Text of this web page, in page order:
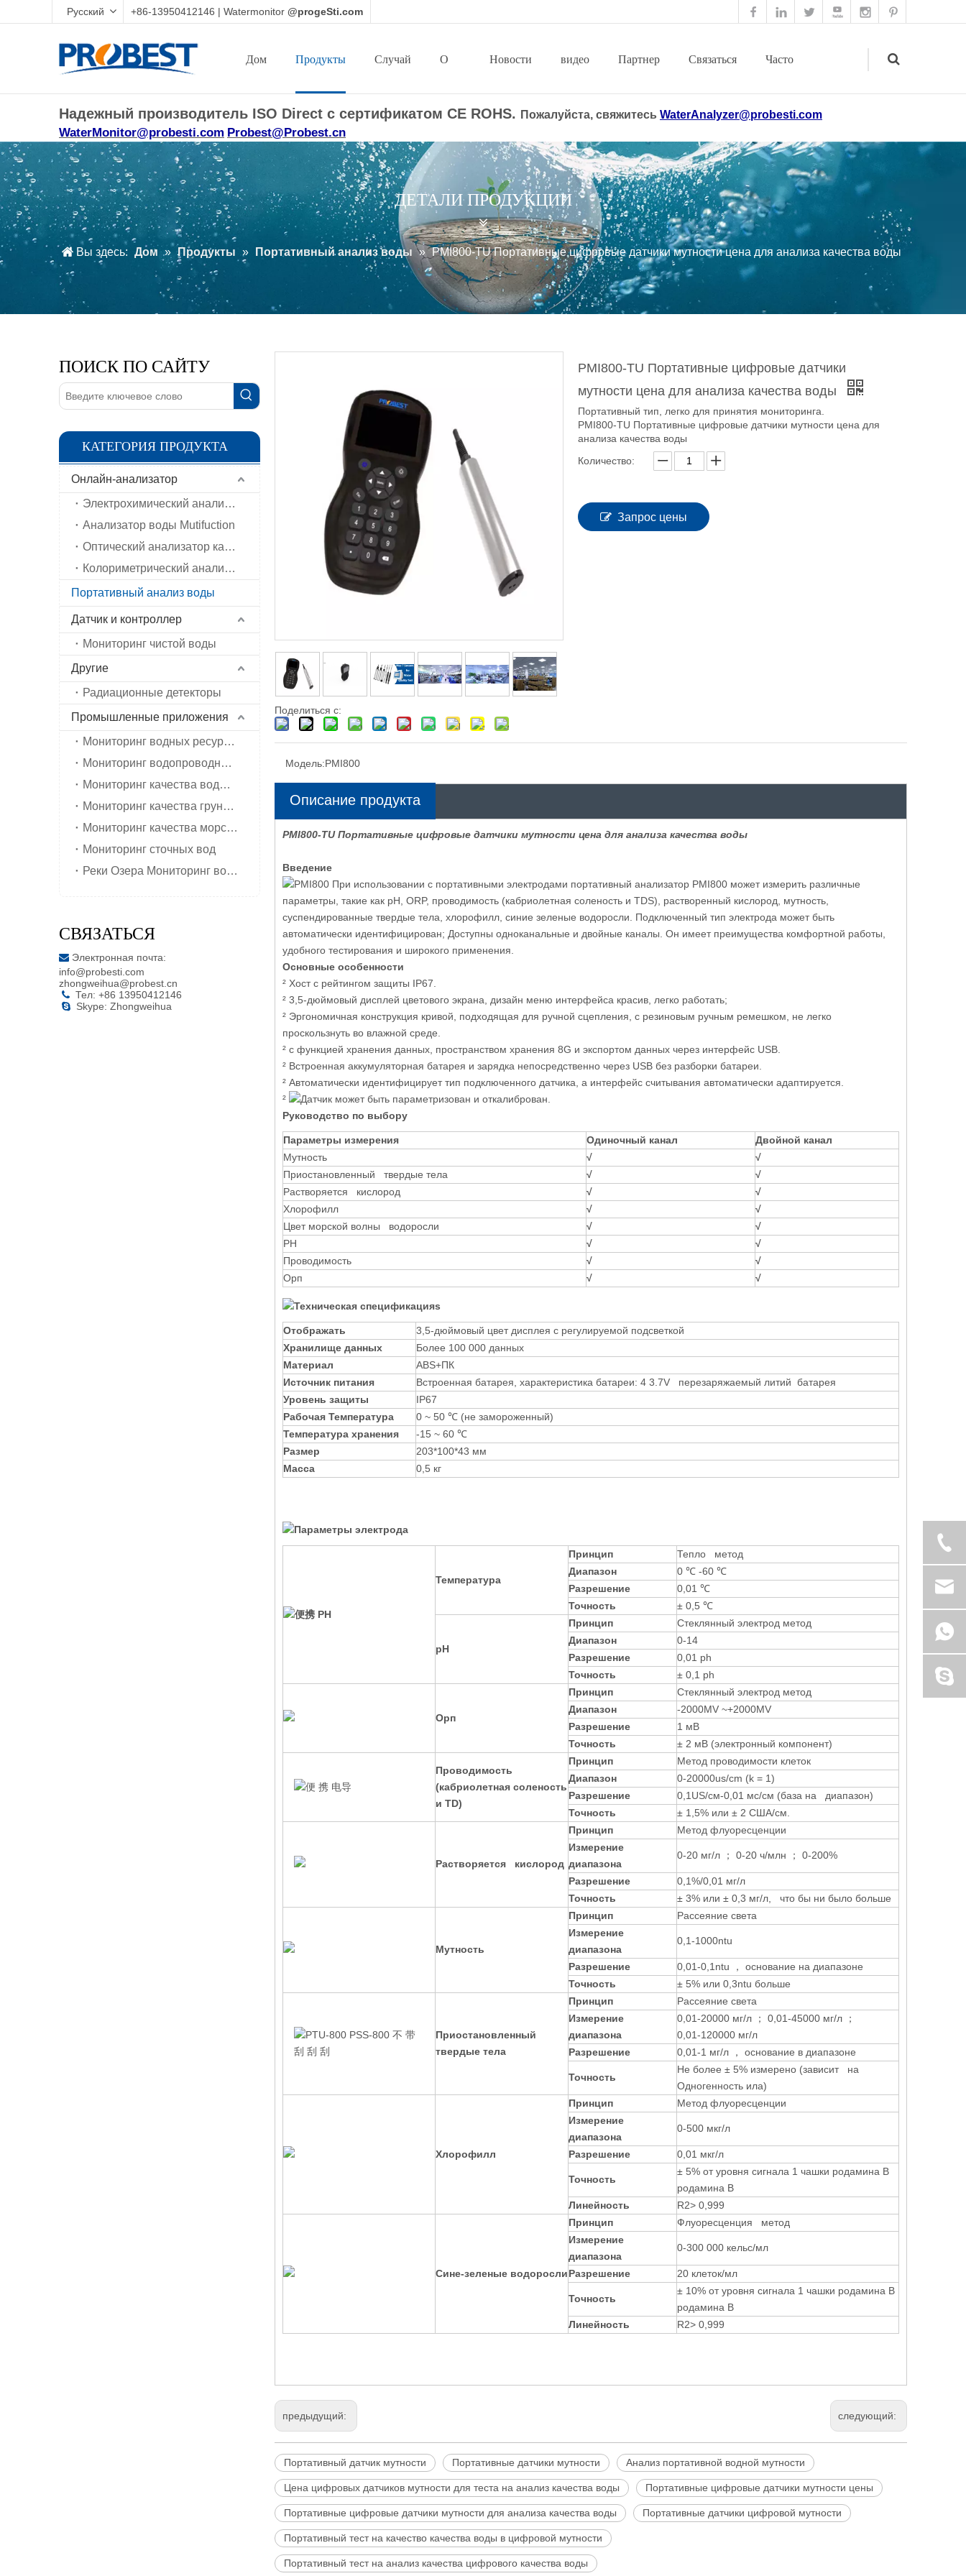
Pусский +86-13950412146 | Watermonitor @progeSti.com
Дом Продукты Случай О Новости видео Партнер Связаться Часто
вопросы
Надежный производитель ISO Direct с сертификатом CE ROHS. Пожалуйста, свяжитесь WaterAnalyzer@probesti.com
WaterMonitor@probesti.com Probest@Probest.cn
ДЕТАЛИ ПРОДУКЦИИ
Вы здесь: Дом » Продукты » Портативный анализ воды » PMI800-TU Портативные цифровые датчики мутности цена для анализа качества воды
ПОИСК ПО САЙТУ
КАТЕГОРИЯ ПРОДУКТА
Онлайн-анализатор
Электрохимический анализатор воды
Анализатор воды Mutifuction
Оптический анализатор качества воды
Колориметрический анализатор воды
Портативный анализ воды
Датчик и контроллер
Мониторинг чистой воды
Другие
Радиационные детекторы
Промышленные приложения
Мониторинг водных ресурсов в сельском хозяйстве
Мониторинг водопроводной питьевой воды
Мониторинг качества воды во внутренней реке
Мониторинг качества грунтовых вод
Мониторинг качества морской воды
Мониторинг сточных вод
Реки Озера Мониторинг воды
СВЯЗАТЬСЯ
 Электронная почта:
info@probesti.com
zhongweihua@probest.cn
 Тел: +86 13950412146
 Skype: Zhongweihua
Поделиться с:
PMI800-TU Портативные цифровые датчики
мутности цена для анализа качества воды
Портативный тип, легко для принятия мониторинга.
PMI800-TU Портативные цифровые датчики мутности цена для
анализа качества воды
Количество:
Запрос цены
Модель:PMI800
Описание продукта
PMI800-TU Портативные цифровые датчики мутности цена для анализа качества воды
Введение
PMI800 При использовании с портативными электродами портативный анализатор PMI800 может измерить различные
параметры, такие как pH, ORP, проводимость (кабриолетная соленость и TDS), растворенный кислород, мутность,
суспендированные твердые тела, хлорофилл, синие зеленые водоросли. Подключенный тип электрода может быть
автоматически идентифицирован; Доступны одноканальные и двойные каналы. Он имеет преимущества комфортной работы,
удобного тестирования и широкого применения.
Основные особенности
² Хост с рейтингом защиты IP67.
² 3,5-дюймовый дисплей цветового экрана, дизайн меню интерфейса красив, легко работать;
² Эргономичная конструкция кривой, подходящая для ручной сцепления, с резиновым ручным ремешком, не легко
проскользнуть во влажной среде.
² с функцией хранения данных, пространством хранения 8G и экспортом данных через интерфейс USB.
² Встроенная аккумуляторная батарея и зарядка непосредственно через USB без разборки батареи.
² Автоматически идентифицирует тип подключенного датчика, а интерфейс считывания автоматически адаптируется.
²
Датчик может быть параметризован и откалиброван.
Руководство по выбору
Параметры измерения Одиночный канал
Двойной канал
Мутность
√
√
Приостановленный твердые тела
√
√
Растворяется кислород
√
√
Хлорофилл
√
√
Цвет морской волны водоросли
√
√
PH
√
√
Проводимость
√
√
Орп
√ √
Техническая спецификацияs
Отображать
3,5-дюймовый цвет дисплея с регулируемой подсветкой
Хранилище данных
Более 100 000 данных
Материал
ABS+ПК
Источник питания
Встроенная батарея, характеристика батареи: 4 3.7V перезаряжаемый литий батарея
Уровень защиты
IP67
Рабочая Температура
0 ~ 50 ℃ (не замороженный)
Температура хранения
-15 ~ 60 ℃
Размер
203*100*43 мм
Масса
0,5 кг
Параметры электрода
Температура
Принцип
Тепло метод
Диапазон
0 ℃ -60 ℃
Разрешение
0,01 ℃
Точность
± 0,5 ℃
pH
Принцип
Стеклянный электрод метод
Диапазон
0-14
Разрешение
0,01 ph
Точность
± 0,1 ph
Орп
Принцип
Стеклянный электрод метод
Диапазон
-2000MV ~+2000MV
Разрешение
1 мВ
Точность
± 2 мВ (электронный компонент)
Проводимость
(кабриолетная соленость
и TD)
Принцип
Метод проводимости клеток
Диапазон
0-20000us/cm (k = 1)
Разрешение
0,1US/см-0,01 мс/см (база на диапазон)
Точность
± 1,5% или ± 2 США/см.
Растворяется кислород
Принцип
Метод флуоресценции
Измерение
диапазона
0-20 мг/л ； 0-20 ч/млн ； 0-200%
Разрешение
0,1%/0,01 мг/л
Точность
± 3% или ± 0,3 мг/л, что бы ни было больше
Мутность
Принцип
Рассеяние света
Измерение
диапазона
0,1-1000ntu
Разрешение
0,01-0,1ntu ， основание на диапазоне
Точность
± 5% или 0,3ntu больше
Приостановленный
твердые тела
Принцип
Рассеяние света
Измерение
диапазона
0,01-20000 мг/л ； 0,01-45000 мг/л ；
0,01-120000 мг/л
Разрешение
0,01-1 мг/л ， основание в диапазоне
Точность
Не более ± 5% измерено (зависит на
Одногенность ила)
Хлорофилл
Принцип
Метод флуоресценции
Измерение
диапазона
0-500 мкг/л
Разрешение 0,01 мкг/л
Точность
± 5% от уровня сигнала 1 чашки родамина В
родамина В
Линейность
R2> 0,999
Сине-зеленые водоросли
Принцип
Флуоресценция метод
Измерение
диапазона
0-300 000 кельс/мл
Разрешение 20 клеток/мл
Точность
± 10% от уровня сигнала 1 чашки родамина В
родамина В
Линейность
R2> 0,999
предыдущий: следующий:
Портативный датчик мутности Портативные датчики мутности Анализ портативной водной мутности
Цена цифровых датчиков мутности для теста на анализ качества воды Портативные цифровые датчики мутности цены
Портативные цифровые датчики мутности для анализа качества воды Портативные датчики цифровой мутности
Портативный тест на качество качества воды в цифровой мутности
Портативный тест на анализ качества цифрового качества воды